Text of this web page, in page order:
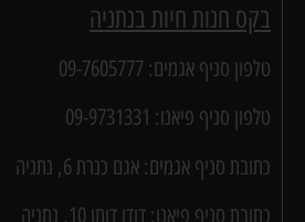
בקס חנות חיות בנתניה
טלפון סניף אגמים: 09-7605777
טלפון סניף פיאנו: 09-9731331
כתובת סניף אגמים: אגם כנרת 6, נתניה
כתובת סניף פיאנו: דודו דותן 10, נתניה